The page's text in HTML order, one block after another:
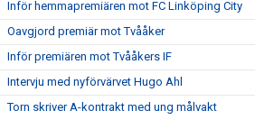
Inför hemmapremiären mot FC Linköping City
Oavgjord premiär mot Tvååker
Inför premiären mot Tvååkers IF
Intervju med nyförvärvet Hugo Ahl
Torn skriver A-kontrakt med ung målvakt